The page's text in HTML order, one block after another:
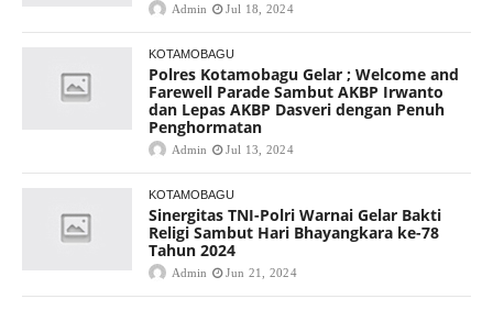
Admin Jul 18, 2024
KOTAMOBAGU
Polres Kotamobagu Gelar ; Welcome and
Farewell Parade Sambut AKBP Irwanto
dan Lepas AKBP Dasveri dengan Penuh
Penghormatan
Admin Jul 13, 2024
KOTAMOBAGU
Sinergitas TNI-Polri Warnai Gelar Bakti
Religi Sambut Hari Bhayangkara ke-78
Tahun 2024
Admin Jun 21, 2024